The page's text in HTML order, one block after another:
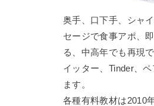
奥手、口下手、シャ
セージで食事アポ、
る、中高年でも再現
イッター、Tinder、
ます。
各種有料教材は2010